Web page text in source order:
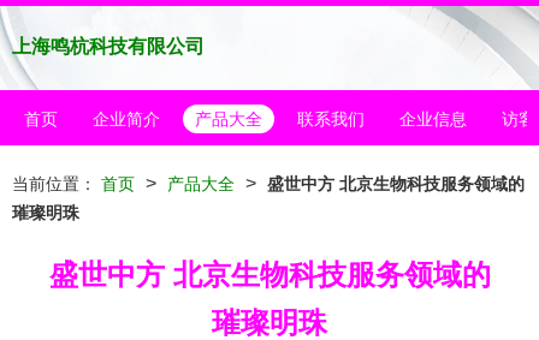
上海鸣杭科技有限公司
首页 企业简介 产品大全 联系我们 企业信息 访客
当前位置： 首页 > 产品大全 > 盛世中方 北京生物科技服务领域的
璀璨明珠
盛世中方 北京生物科技服务领域的
璀璨明珠